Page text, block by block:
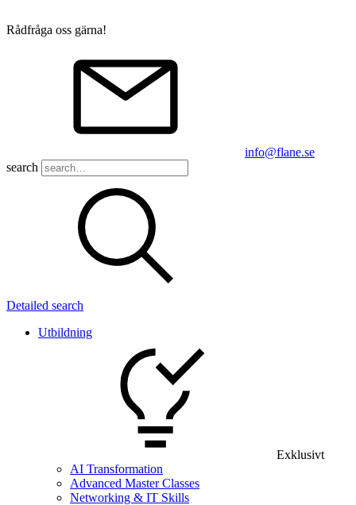
Rådfråga oss gärna!
info@flane.se
search
Detailed search
Utbildning
Exklusivt
AI Transformation
Advanced Master Classes
Networking & IT Skills